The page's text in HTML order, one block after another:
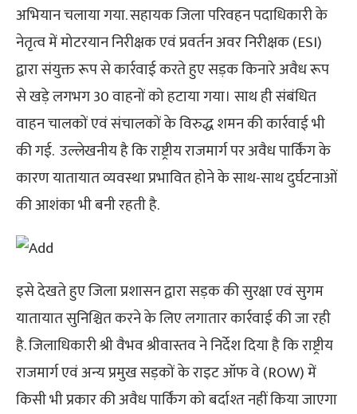
अभियान चलाया गया. सहायक जिला परिवहन पदाधिकारी के
नेतृत्व में मोटरयान निरीक्षक एवं प्रवर्तन अवर निरीक्षक (ESI)
द्वारा संयुक्त रूप से कार्रवाई करते हुए सड़क किनारे अवैध रूप
से खड़े लगभग 30 वाहनों को हटाया गया। साथ ही संबंधित
वाहन चालकों एवं संचालकों के विरुद्ध शमन की कार्रवाई भी
की गई. उल्लेखनीय है कि राष्ट्रीय राजमार्ग पर अवैध पार्किंग के
कारण यातायात व्यवस्था प्रभावित होने के साथ-साथ दुर्घटनाओं
की आशंका भी बनी रहती है.
इसे देखते हुए जिला प्रशासन द्वारा सड़क की सुरक्षा एवं सुगम
यातायात सुनिश्चित करने के लिए लगातार कार्रवाई की जा रही
है. जिलाधिकारी श्री वैभव श्रीवास्तव ने निर्देश दिया है कि राष्ट्रीय
राजमार्ग एवं अन्य प्रमुख सड़कों के राइट ऑफ वे (ROW) में
किसी भी प्रकार की अवैध पार्किंग को बर्दाश्त नहीं किया जाएगा